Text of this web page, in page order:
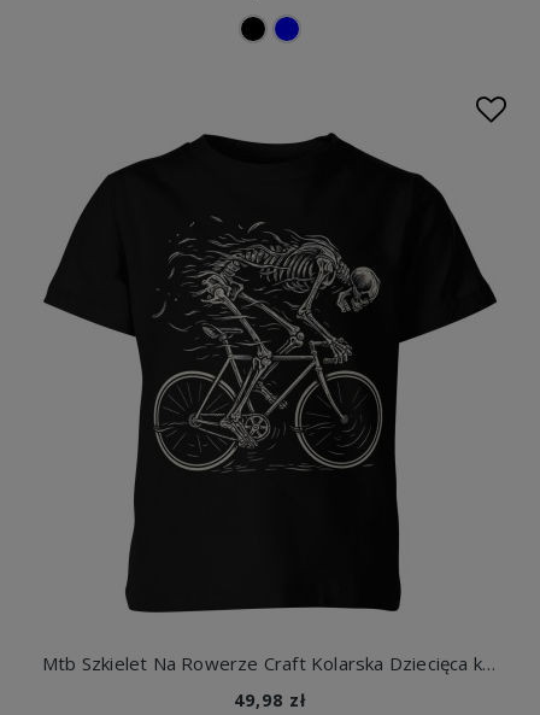
Mtb Szkielet Na Rowerze Craft Kolarska Dziecięca koszulka
49,98 zł